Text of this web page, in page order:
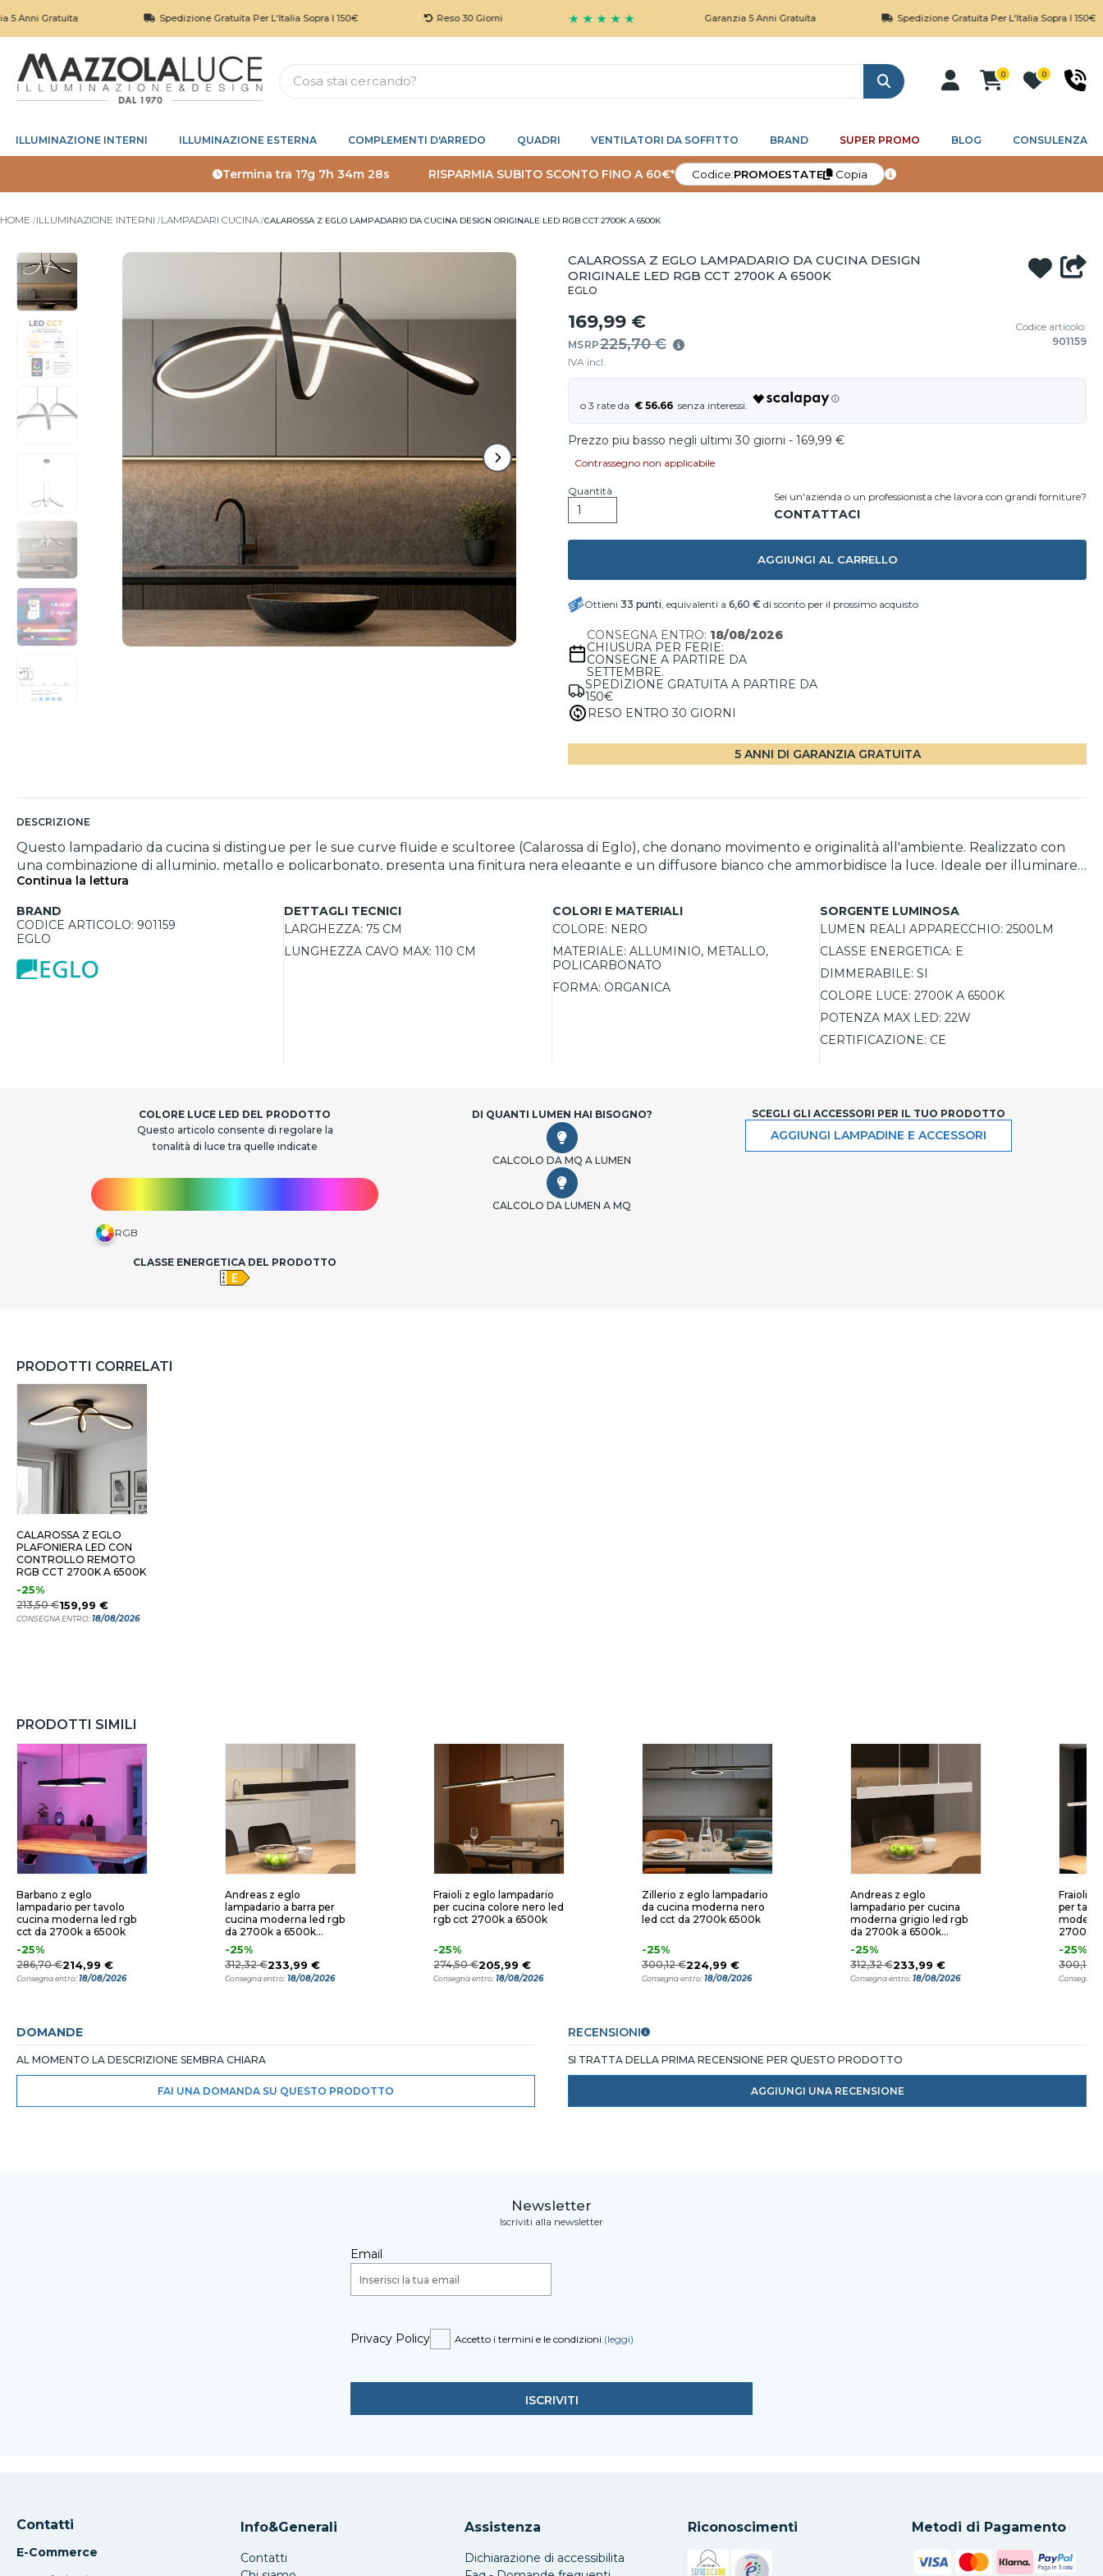
Spedizione Gratuita Per L'Italia Sopra I 150€ Reso 30 Giorni ★ ★ ★ ★ ★ Garanzia 5 Anni Gratuita Spedizione Gratuita Per L'Italia Sopra I 150€
Cerca
0 0
ILLUMINAZIONE INTERNI ILLUMINAZIONE ESTERNA COMPLEMENTI D'ARREDO QUADRI VENTILATORI DA SOFFITTO BRAND SUPER PROMO BLOG CONSULENZA
Termina tra 17g 7h 34m 27s RISPARMIA SUBITO SCONTO FINO A 60€* Codice:PROMOESTATE Copia
HOME ILLUMINAZIONE INTERNI LAMPADARI CUCINA CALAROSSA Z EGLO LAMPADARIO DA CUCINA DESIGN ORIGINALE LED RGB CCT 2700K A 6500K
CALAROSSA Z EGLO LAMPADARIO DA CUCINA DESIGN
ORIGINALE LED RGB CCT 2700K A 6500K
EGLO
169,99 €
MSRP225,70 €
IVA incl.
Codice articolo:
901159
€ 56.66
Prezzo piu basso negli ultimi 30 giorni - 169,99 €
Contrassegno non applicabile
Quantità Sei un'azienda o un professionista che lavora con grandi forniture?
AGGIUNGI AL CARRELLO
Ottieni 33 punti, equivalenti a 6,60 € di sconto per il prossimo acquisto
CONSEGNA ENTRO: 18/08/2026
CHIUSURA PER FERIE:
CONSEGNE A PARTIRE DA
SETTEMBRE.
SPEDIZIONE GRATUITA A PARTIRE DA
150€
RESO ENTRO 30 GIORNI
5 ANNI DI GARANZIA GRATUITA
DESCRIZIONE
Questo lampadario da cucina si distingue per le sue curve fluide e scultoree (Calarossa di Eglo), che donano movimento e originalità all'ambiente. Realizzato con
una combinazione di alluminio, metallo e policarbonato, presenta una finitura nera elegante e un diffusore bianco che ammorbidisce la luce. Ideale per illuminare
con stile tavoli o penisole, offre una luce potente da 2500 lumen, regolabile in intensità e temperatura colore da 2700K a 6500K. Dotato di tecnologia smart, è
controllabile tramite app, dimmer o telecomando, per un comfort luminoso personalizzabile. LED RGB CCT di potenza 22W.
Continua la lettura
BRAND
CODICE ARTICOLO: 901159
EGLO
DETTAGLI TECNICI
LARGHEZZA: 75 CM
LUNGHEZZA CAVO MAX: 110 CM
COLORI E MATERIALI
COLORE: NERO
MATERIALE: ALLUMINIO, METALLO,
POLICARBONATO
FORMA: ORGANICA
SORGENTE LUMINOSA
LUMEN REALI APPARECCHIO: 2500LM
CLASSE ENERGETICA: E
DIMMERABILE: SI
COLORE LUCE: 2700K A 6500K
POTENZA MAX LED: 22W
CERTIFICAZIONE: CE
COLORE LUCE LED DEL PRODOTTO
Questo articolo consente di regolare la
tonalità di luce tra quelle indicate
RGB
CLASSE ENERGETICA DEL PRODOTTO
DI QUANTI LUMEN HAI BISOGNO?
CALCOLO DA MQ A LUMEN
CALCOLO DA LUMEN A MQ
SCEGLI GLI ACCESSORI PER IL TUO PRODOTTO
AGGIUNGI LAMPADINE E ACCESSORI
PRODOTTI CORRELATI
CALAROSSA Z EGLO
PLAFONIERA LED CON
CONTROLLO REMOTO
RGB CCT 2700K A 6500K
-25%
213,50 €159,99 €
CONSEGNA ENTRO:18/08/2026
PRODOTTI SIMILI
Barbano z eglo
lampadario per tavolo
cucina moderna led rgb
cct da 2700k a 6500k
-25%
286,70 €214,99 €
Consegna entro:18/08/2026
Andreas z eglo
lampadario a barra per
cucina moderna led rgb
da 2700k a 6500k
controllo remoto app
-25%
312,32 €233,99 €
Consegna entro:18/08/2026
Fraioli z eglo lampadario
per cucina colore nero led
rgb cct 2700k a 6500k
-25%
274,50 €205,99 €
Consegna entro:18/08/2026
Zillerio z eglo lampadario
da cucina moderna nero
led cct da 2700k 6500k
-25%
300,12 €224,99 €
Consegna entro:18/08/2026
Andreas z eglo
lampadario per cucina
moderna grigio led rgb
da 2700k a 6500k
controllo remoto app
-25%
312,32 €233,99 €
Consegna entro:18/08/2026
Fraioli z
per
2700k a
-25%
300,12 €
Consegna
DOMANDE
AL MOMENTO LA DESCRIZIONE SEMBRA CHIARA
FAI UNA DOMANDA SU QUESTO PRODOTTO
RECENSIONI
SI TRATTA DELLA PRIMA RECENSIONE PER QUESTO PRODOTTO
AGGIUNGI UNA RECENSIONE
Newsletter
Iscriviti alla newsletter
Email
Privacy Policy Accetto i termini e le condizioni (leggi)
Contatti
E-Commerce
Info&Generali
Contatti
Assistenza
Dichiarazione di accessibilita
Riconoscimenti Metodi di Pagamento